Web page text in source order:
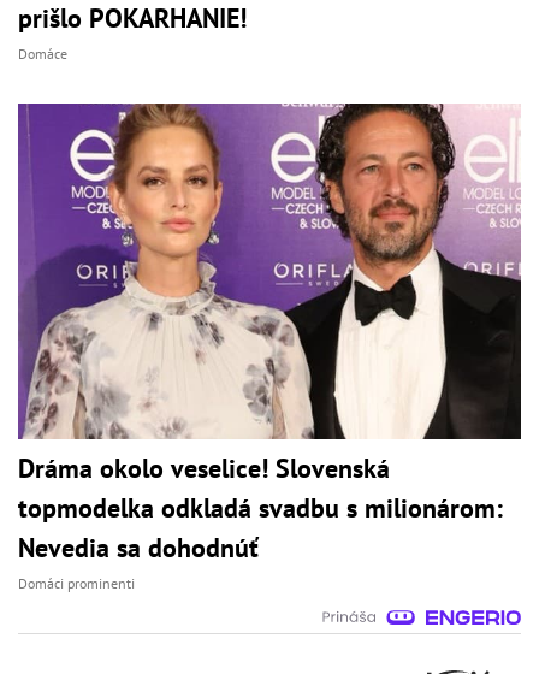
prišlo POKARHANIE!
Domáce
Dráma okolo veselice! Slovenská
topmodelka odkladá svadbu s milionárom:
Nevedia sa dohodnúť
Domáci prominenti